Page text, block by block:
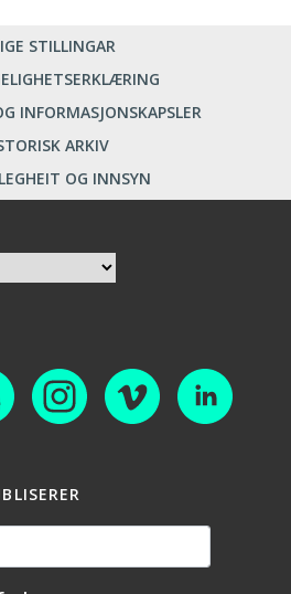
STILLINGAR
INFORMASJONSKAPSLER
ARKIV
OG INNSYN